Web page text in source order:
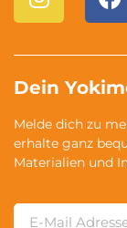
Dein
Melde dich zu
erhalte ganz
Materialien und